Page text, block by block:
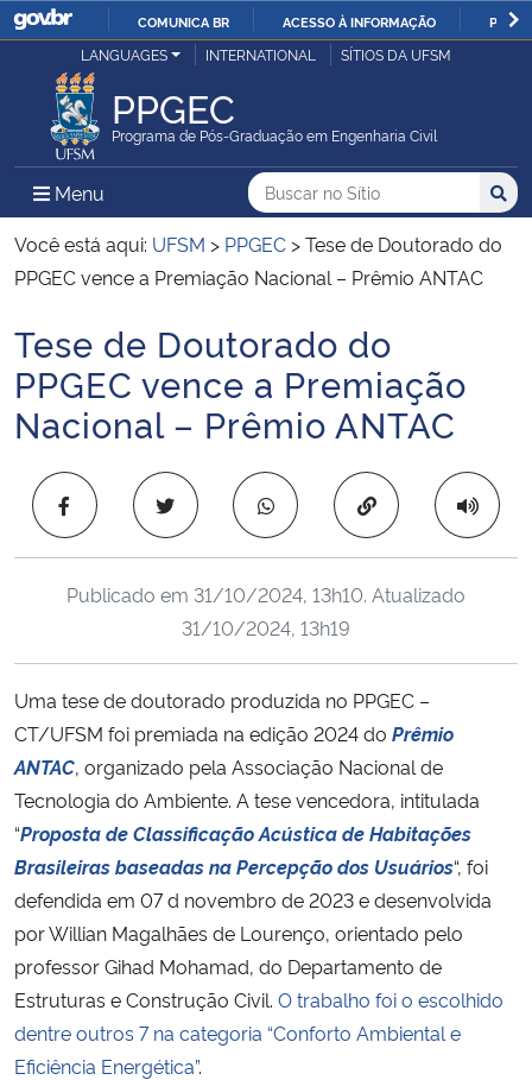
IR
COMUNICA BR ACESSO À INFORMAÇÃO
Ministério da Justiça e Segurança Pública
Ministério da Defesa
Ministério das Relações Exteriores
Ministério da Infraestrutura
Ministério da Agricultura, Pecuária e Abastecimento
Ministério da Educação
Ministério da Ciência, Tecnologia, Inovações e Comunicações
Ministério do Meio Ambiente
Ministério do Turismo
Ministério do Desenvolvimento Regional
Controladoria-Geral da União
Ministério da Mulher, da Família e dos Direitos Humanos
LANGUAGES INTERNATIONAL SÍTIOS DA UFSM
PPGEC
Programa de Pós-Graduação em Engenharia Civil
Menu Menu Principal do Sítio
Busca
Buscar no no Sítio
Busca:
Você está aqui: UFSM > PPGEC >Tese de Doutorado do
PPGEC vence a Premiação Nacional – Prêmio ANTAC
Início do conteúdo
Tese de Doutorado do
PPGEC vence a Premiação
Nacional – Prêmio ANTAC
Copiar para área
Publicado em 31/10/2024, 13h10. Atualizado
31/10/2024, 13h19
Uma tese de doutorado produzida no PPGEC –
CT/UFSM foi premiada na edição 2024 do Prêmio
ANTAC, organizado pela Associação Nacional de
Tecnologia do Ambiente. A tese vencedora, intitulada
“Proposta de Classificação Acústica de Habitações
Brasileiras baseadas na Percepção dos Usuários“, foi
defendida em 07 d novembro de 2023 e desenvolvida
por Willian Magalhães de Lourenço, orientado pelo
professor Gihad Mohamad, do Departamento de
Estruturas e Construção Civil. O trabalho foi o escolhido
dentre outros 7 na categoria “Conforto Ambiental e
Eficiência Energética”.